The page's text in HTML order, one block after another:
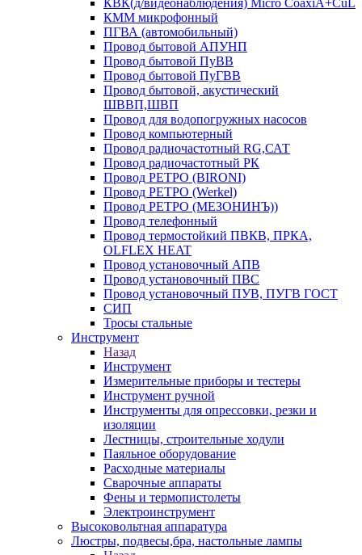
КВК(д/видеонаблюдения) Micro CoaxiA+CuL
КММ микрофонный
ПГВА (автомобильный)
Провод бытовой АПУНП
Провод бытовой ПуВВ
Провод бытовой ПуГВВ
Провод бытовой, акустический
ШВВП,ШВП
Провод для водопогружных насосов
Провод компьютерный
Провод радиочастотный RG,САТ
Провод радиочастотный РК
Провод РЕТРО (BIRONI)
Провод РЕТРО (Werkel)
Провод РЕТРО (МЕЗОНИНЪ))
Провод телефонный
Провод термостойкий ПВКВ, ПРКА,
OLFLEX HEAT
Провод установочный АПВ
Провод установочный ПВС
Провод установочный ПУВ, ПУГВ ГОСТ
СИП
Тросы стальные
Инструмент
Назад
Инструмент
Измерительные приборы и тестеры
Инструмент ручной
Инструменты для опрессовки, резки и
изоляции
Лестницы, строительные ходули
Паяльное оборудование
Расходные материалы
Сварочные аппараты
Фены и термопистолеты
Электроинструмент
Высоковольтная аппаратура
Люстры, подвесы,бра, настольные лампы